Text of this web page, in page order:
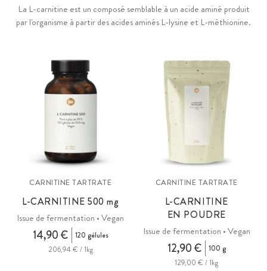
La L-carnitine est un composé semblable à un acide aminé produit
par l'organisme à partir des acides aminés L-lysine et L-méthionine.
CARNITINE TARTRATE
L-CARNITINE 500mg
Issue de fermentation • Vegan
14,90 €
120 gélules
206,94 € / 1kg
CARNITINE TARTRATE
L-CARNITINE
EN POUDRE
Issue de fermentation • Vegan
12,90 €
100 g
129,00 € / 1kg